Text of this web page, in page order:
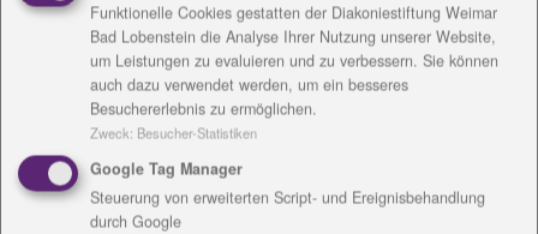
Ulrike Holitschke
Trierer Straße 2a
99423 Weimar
Tel.: 03643 - 2410-2150
Fax: 03643 - 2410-2159
Funktionelle Cookies gestatten der Diakoniestiftung Weimar
Bad Lobenstein die Analyse Ihrer Nutzung unserer Website,
um Leistungen zu evaluieren und zu verbessern. Sie können
auch dazu verwendet werden, um ein besseres
Besuchererlebnis zu ermöglichen.
Zweck: Besucher-Statistiken
Google Tag Manager
Steuerung von erweiterten Script- und Ereignisbehandlung
durch Google